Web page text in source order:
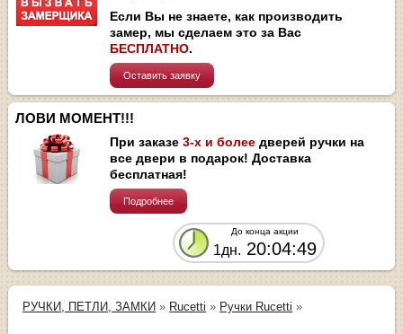
Если Вы не знаете, как производить
замер, мы сделаем это за Вас
БЕСПЛАТНО.
Оставить заявку
ЛОВИ МОМЕНТ!!!
При заказе3-х и более дверей ручки на
все двери в подарок! Доставка
бесплатная!
Подробнее
До конца акции
1дн. 20:04:49
РУЧКИ, ПЕТЛИ, ЗАМКИ » Rucetti » Ручки Rucetti »